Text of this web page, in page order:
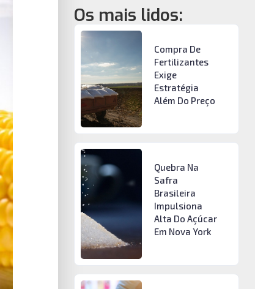
Os mais lidos:
Compra De
Fertilizantes
Exige
Estratégia
Além Do Preço
Quebra Na
Safra
Brasileira
Impulsiona
Alta Do Açúcar
Em Nova York